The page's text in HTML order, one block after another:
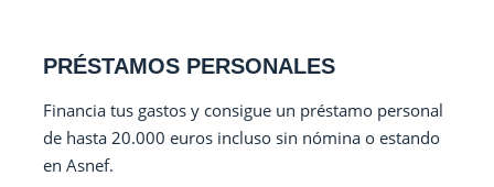
PRÉSTAMOS PERSONALES
Financia tus gastos y consigue un préstamo personal
de hasta 20.000 euros incluso sin nómina o estando
en Asnef.